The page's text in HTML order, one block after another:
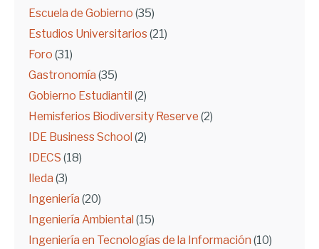
Escuela de Gobierno (35)
Estudios Universitarios (21)
Foro (31)
Gastronomía (35)
Gobierno Estudiantil (2)
Hemisferios Biodiversity Reserve (2)
IDE Business School (2)
IDECS (18)
Ileda (3)
Ingeniería (20)
Ingeniería Ambiental (15)
Ingeniería en Tecnologías de la Información (10)